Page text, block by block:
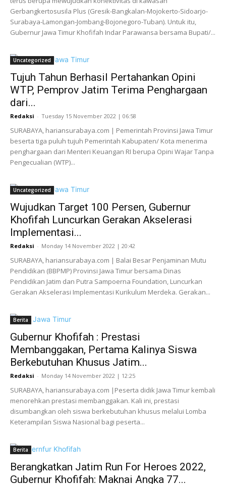
Gerbangkertosusila Plus (Gresik-Bangkalan-Mojokerto-Sidoarjo-
Surabaya-Lamongan-Jombang-Bojonegoro-Tuban). Untuk itu,
Gubernur Jawa Timur Khofifah Indar Parawansa bersama Bupati/...
Uncategorized
Tujuh Tahun Berhasil Pertahankan Opini
WTP, Pemprov Jatim Terima Penghargaan
dari...
Redaksi - Tuesday 15 November 2022 | 06:58
SURABAYA, hariansurabaya.com | Pemerintah Provinsi Jawa Timur
beserta tiga puluh tujuh Pemerintah Kabupaten/ Kota menerima
penghargaan dari Menteri Keuangan RI berupa Opini Wajar Tanpa
Pengecualian (WTP)...
Uncategorized
Wujudkan Target 100 Persen, Gubernur
Khofifah Luncurkan Gerakan Akselerasi
Implementasi...
Redaksi - Monday 14 November 2022 | 20:42
SURABAYA, hariansurabaya.com | Balai Besar Penjaminan Mutu
Pendidikan (BBPMP) Provinsi Jawa Timur bersama Dinas
Pendidikan Jatim dan Putra Sampoerna Foundation, Luncurkan
Gerakan Akselerasi Implementasi Kurikulum Merdeka. Gerakan...
Berita
Gubernur Khofifah : Prestasi
Membanggakan, Pertama Kalinya Siswa
Berkebutuhan Khusus Jatim...
Redaksi - Monday 14 November 2022 | 12:25
SURABAYA, hariansurabaya.com |Peserta didik Jawa Timur kembali
menorehkan prestasi membanggakan. Kali ini, prestasi
disumbangkan oleh siswa berkebutuhan khusus melalui Lomba
Keterampilan Siswa Nasional bagi peserta...
Berita
Berangkatkan Jatim Run For Heroes 2022,
Gubernur Khofifah: Maknai Angka 77...